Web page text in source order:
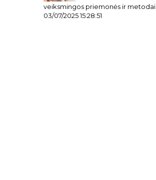
veiksmingos priemonės ir metodai
03/07/2025 15:28:51